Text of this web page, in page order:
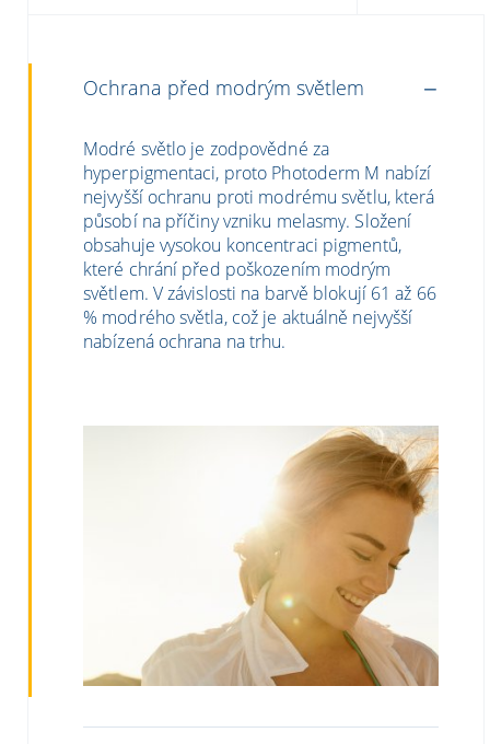
Ochrana před modrým světlem
Modré světlo je zodpovědné za
hyperpigmentaci, proto Photoderm M nabízí
nejvyšší ochranu proti modrému světlu, která
působí na příčiny vzniku melasmy. Složení
obsahuje vysokou koncentraci pigmentů,
které chrání před poškozením modrým
světlem. V závislosti na barvě blokují 61 až 66
% modrého světla, což je aktuálně nejvyšší
nabízená ochrana na trhu.